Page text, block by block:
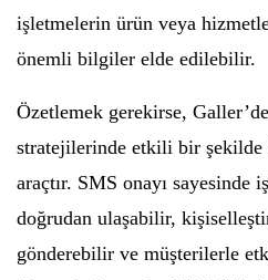
işletmelerin ürün veya
önemli bilgiler elde edilebilir.
Özetlemek gerekirse,
stratejilerinde etkili bir şekilde
araçtır. SMS onayı sayesinde
doğrudan ulaşabilir,
gönderebilir ve müşterilerle